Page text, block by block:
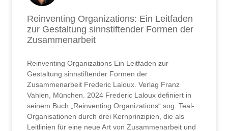
Reinventing Organizations: Ein Leitfaden
zur Gestaltung sinnstiftender Formen der
Zusammenarbeit
Reinventing Organizations Ein Leitfaden zur
Gestaltung sinnstiftender Formen der
Zusammenarbeit Frederic Laloux. Verlag Franz
Vahlen, München. 2024 Frederic Laloux definiert in
seinem Buch „Reinventing Organizations“ sog. Teal-
Organisationen durch drei Kernprinzipien, die als
Leitlinien für eine neue Art von Zusammenarbeit und